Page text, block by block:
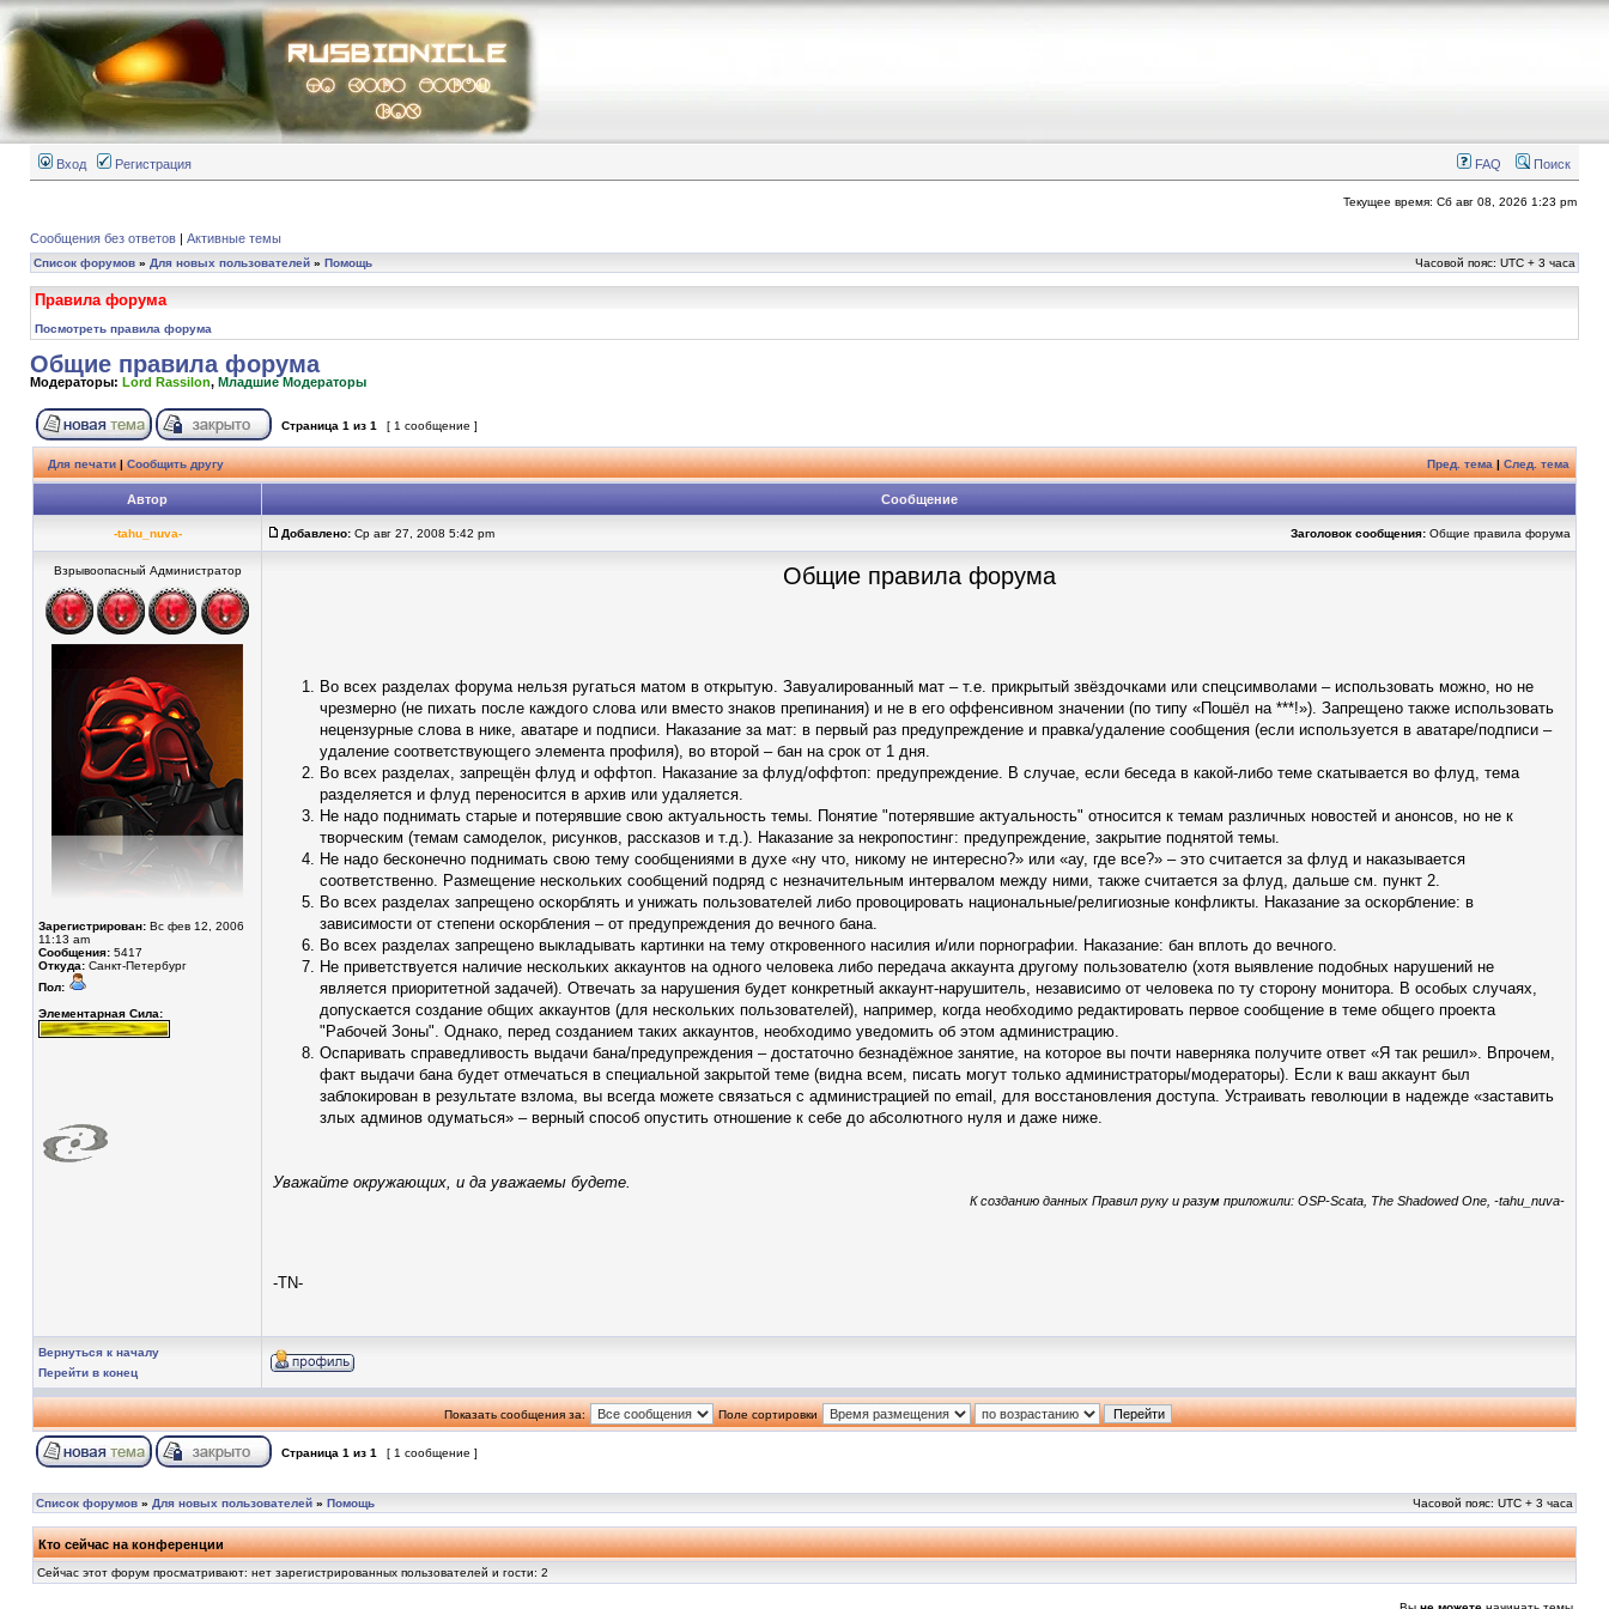
Вход Регистрация FAQ Поиск
Текущее время: Сб авг 08, 2026 1:23 pm
Сообщения без ответов | Активные темы
Список форумов » Для новых пользователей » Помощь Часовой пояс: UTC + 3 часа
Правила форума
Посмотреть правила форума
Общие правила форума
Модераторы: Lord Rassilon, Младшие Модераторы
Страница 1 из 1 [ 1 сообщение ]
Для печати|Сообщить другу Пред. тема|След. тема
Автор Сообщение
-tahu_nuva- Добавлено: Ср авг 27, 2008 5:42 pm Заголовок сообщения: Общие правила форума
Взрывоопасный Администратор
Зарегистрирован: Вс фев 12, 2006
11:13 am
Сообщения: 5417
Откуда: Санкт-Петербург
Пол:
Элементарная Сила:
Общие правила форума
Во всех разделах форума нельзя ругаться матом в открытую. Завуалированный мат – т.е. прикрытый звёздочками или спецсимволами – использовать можно, но не
чрезмерно (не пихать после каждого слова или вместо знаков препинания) и не в его оффенсивном значении (по типу «Пошёл на ***!»). Запрещено также использовать
нецензурные слова в нике, аватаре и подписи. Наказание за мат: в первый раз предупреждение и правка/удаление сообщения (если используется в аватаре/подписи –
удаление соответствующего элемента профиля), во второй – бан на срок от 1 дня.
Во всех разделах, запрещён флуд и оффтоп. Наказание за флуд/оффтоп: предупреждение. В случае, если беседа в какой-либо теме скатывается во флуд, тема
разделяется и флуд переносится в архив или удаляется.
Не надо поднимать старые и потерявшие свою актуальность темы. Понятие "потерявшие актуальность" относится к темам различных новостей и анонсов, но не к
творческим (темам самоделок, рисунков, рассказов и т.д.). Наказание за некропостинг: предупреждение, закрытие поднятой темы.
Не надо бесконечно поднимать свою тему сообщениями в духе «ну что, никому не интересно?» или «ау, где все?» – это считается за флуд и наказывается
соответственно. Размещение нескольких сообщений подряд с незначительным интервалом между ними, также считается за флуд, дальше см. пункт 2.
Во всех разделах запрещено оскорблять и унижать пользователей либо провоцировать национальные/религиозные конфликты. Наказание за оскорбление: в
зависимости от степени оскорбления – от предупреждения до вечного бана.
Во всех разделах запрещено выкладывать картинки на тему откровенного насилия и/или порнографии. Наказание: бан вплоть до вечного.
Не приветствуется наличие нескольких аккаунтов на одного человека либо передача аккаунта другому пользователю (хотя выявление подобных нарушений не
является приоритетной задачей). Отвечать за нарушения будет конкретный аккаунт-нарушитель, независимо от человека по ту сторону монитора. В особых случаях,
допускается создание общих аккаунтов (для нескольких пользователей), например, когда необходимо редактировать первое сообщение в теме общего проекта
"Рабочей Зоны". Однако, перед созданием таких аккаунтов, необходимо уведомить об этом администрацию.
Оспаривать справедливость выдачи бана/предупреждения – достаточно безнадёжное занятие, на которое вы почти наверняка получите ответ «Я так решил». Впрочем,
факт выдачи бана будет отмечаться в специальной закрытой теме (видна всем, писать могут только администраторы/модераторы). Если к ваш аккаунт был
заблокирован в результате взлома, вы всегда можете связаться с администрацией по email, для восстановления доступа. Устраивать reволюции в надежде «заставить
злых админов одуматься» – верный способ опустить отношение к себе до абсолютного нуля и даже ниже.
Уважайте окружающих, и да уважаемы будете.
К созданию данных Правил руку и разум приложили: OSP-Scata, The Shadowed One, -tahu_nuva-
-TN-
Вернуться к началу
Перейти в конец
Показать сообщения за: Поле сортировки
Страница 1 из 1 [ 1 сообщение ]
Список форумов » Для новых пользователей » Помощь Часовой пояс: UTC + 3 часа
Кто сейчас на конференции
Сейчас этот форум просматривают: нет зарегистрированных пользователей и гости: 2